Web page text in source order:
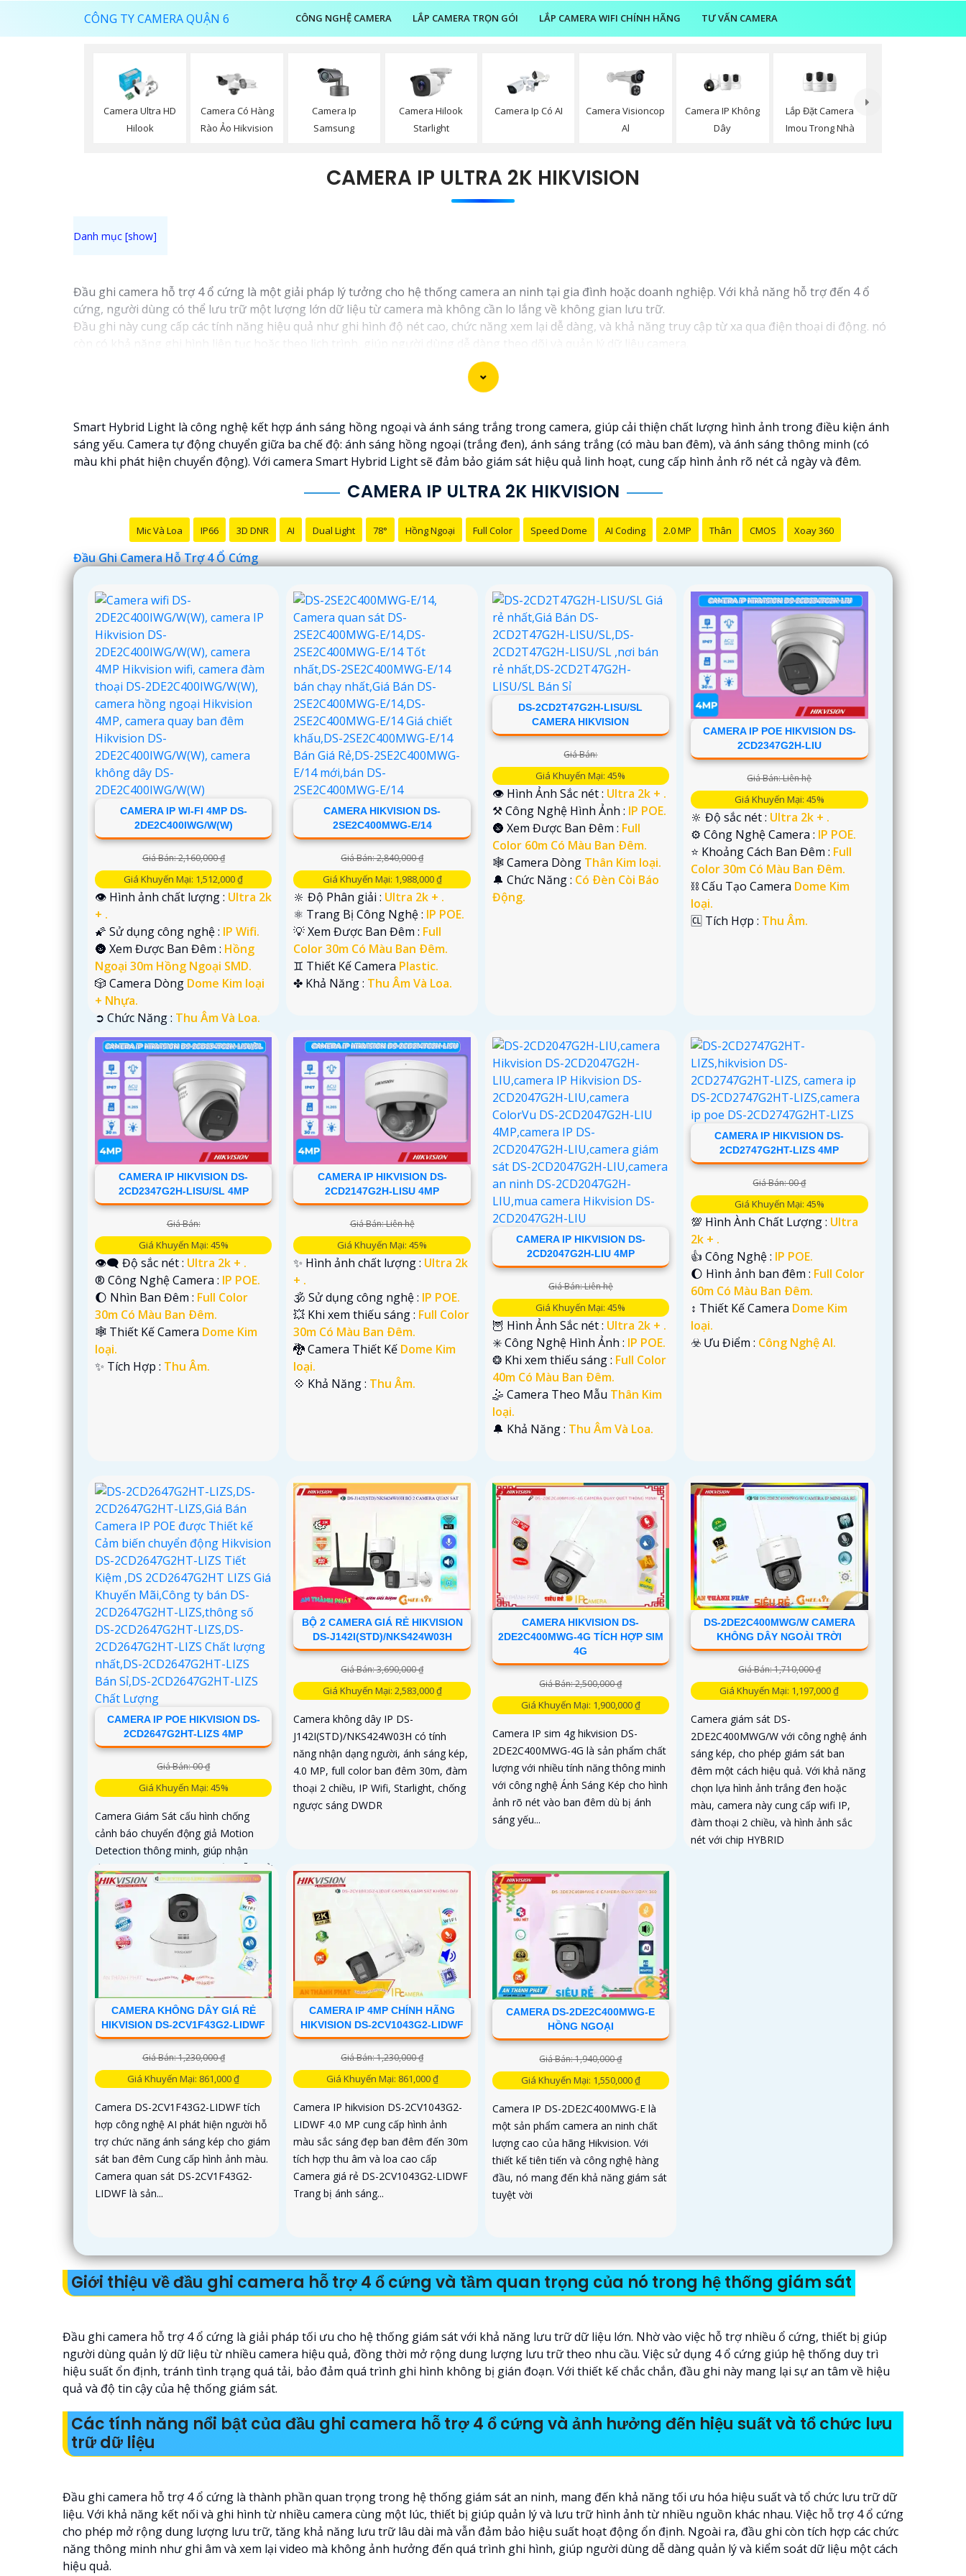
CÔNG TY CAMERA QUẬN 6 CÔNG NGHỆ CAMERA LẮP CAMERA TRỌN GÓI LẮP CAMERA WIFI CHÍNH HÃNG TƯ VẤN CAMERA
Camera Ultra HD
Hilook
Camera Có Hàng
Rào Ảo Hikvision
Camera Ip
Samsung
Camera Hilook
Starlight
Camera Ip Có AI
Camera Visioncop
Al
Camera IP Không
Dây
Lắp Đặt Camera
Imou Trong Nhà
CAMERA IP ULTRA 2K HIKVISION
Đầu ghi camera hỗ trợ 4 ổ cứng là một giải pháp lý tưởng cho hệ thống camera an ninh tại gia đình hoặc doanh nghiệp. Với khả năng hỗ trợ đến 4 ổ
cứng, người dùng có thể lưu trữ một lượng lớn dữ liệu từ camera mà không cần lo lắng về không gian lưu trữ.
Đầu ghi này cung cấp các tính năng hiệu quả như ghi hình độ nét cao, chức năng xem lại dễ dàng, và khả năng truy cập từ xa qua điện thoại di động. nó
còn có khả năng ghi hình liên tục hoặc theo lịch trình, giúp người dùng dễ dàng theo dõi và quản lý dữ liệu camera.
Với đầu ghi camera hỗ trợ 4 ổ cứng, bạn có thể yên tâm về việc bảo vệ tài sản và an ninh trong mọi tình huống, đồng thời tiết kiệm thời gian và công sức
Smart Hybrid Light là công nghệ kết hợp ánh sáng hồng ngoại và ánh sáng trắng trong camera, giúp cải thiện chất lượng hình ảnh trong điều kiện ánh
sáng yếu. Camera tự động chuyển giữa ba chế độ: ánh sáng hồng ngoại (trắng đen), ánh sáng trắng (có màu ban đêm), và ánh sáng thông minh (có
màu khi phát hiện chuyển động). Với camera Smart Hybrid Light sẽ đảm bảo giám sát hiệu quả linh hoạt, cung cấp hình ảnh rõ nét cả ngày và đêm.
CAMERA IP ULTRA 2K HIKVISION
Mic Và Loa IP66 3D DNR AI Dual Light 78° Hồng Ngoại Full Color Speed Dome AI Coding 2.0 MP Thân CMOS Xoay 360
Đầu Ghi Camera Hỗ Trợ 4 Ổ Cứng
CAMERA IP WI-FI 4MP DS-
2DE2C400IWG/W(W)
Giá Bán: 2,160,000 ₫
Giá Khuyến Mại: 1,512,000 ₫
👁 Hình ảnh chất lượng : Ultra 2k
+ .
🌠 Sử dụng công nghệ : IP Wifi.
🌚 Xem Được Ban Đêm : Hồng
Ngoại 30m Hồng Ngoại SMD.
🎲 Camera Dòng Dome Kim loại
+ Nhựa.
️➲ Chức Năng : Thu Âm Và Loa.
CAMERA HIKVISION DS-
2SE2C400MWG-E/14
Giá Bán: 2,840,000 ₫
Giá Khuyến Mại: 1,988,000 ₫
🔆 Độ Phân giải : Ultra 2k + .
⚛️ Trang Bị Công Nghệ : IP POE.
💡 Xem Được Ban Đêm : Full
Color 30m Có Màu Ban Ðêm.
♊ Thiết Kế Camera Plastic.
️✤ Khả Năng : Thu Âm Và Loa.
DS-2CD2T47G2H-LISU/SL
CAMERA HIKVISION
Giá Bán:
Giá Khuyến Mại: 45%
👁 Hình Ảnh Sắc nét : Ultra 2k + .
⚒ Công Nghệ Hình Ảnh : IP POE.
🌚 Xem Được Ban Đêm : Full
Color 60m Có Màu Ban Ðêm.
🕸️ Camera Dòng Thân Kim loại.
️🔔 Chức Năng : Có Ðèn Còi Báo
Động.
CAMERA IP POE HIKVISION DS-
2CD2347G2H-LIU
Giá Bán: Liên hệ
Giá Khuyến Mại: 45%
🔆 Độ sắc nét : Ultra 2k + .
⚙ Công Nghệ Camera : IP POE.
⭐ Khoảng Cách Ban Đêm : Full
Color 30m Có Màu Ban Ðêm.
⛓ Cấu Tạo Camera Dome Kim
loại.
️🆑 Tích Hợp : Thu Âm.
CAMERA IP HIKVISION DS-
2CD2347G2H-LISU/SL 4MP
Giá Bán:
Giá Khuyến Mại: 45%
👁️‍🗨 Độ sắc nét : Ultra 2k + .
®️ Công Nghệ Camera : IP POE.
🌔 Nhìn Ban Đêm : Full Color
30m Có Màu Ban Ðêm.
🕸️ Thiết Kế Camera Dome Kim
loại.
️✨ Tích Hợp : Thu Âm.
CAMERA IP HIKVISION DS-
2CD2147G2H-LISU 4MP
Giá Bán: Liên hệ
Giá Khuyến Mại: 45%
✨ Hình ảnh chất lượng : Ultra 2k
+ .
🕉️ Sử dụng công nghệ : IP POE.
💥 Khi xem thiếu sáng : Full Color
30m Có Màu Ban Ðêm.
🐉️ Camera Thiết Kế Dome Kim
loại.
️💠 Khả Năng : Thu Âm.
CAMERA IP HIKVISION DS-
2CD2047G2H-LIU 4MP
Giá Bán: Liên hệ
Giá Khuyến Mại: 45%
🦉 Hình Ảnh Sắc nét : Ultra 2k + .
✳️ Công Nghệ Hình Ảnh : IP POE.
❂ Khi xem thiếu sáng : Full Color
40m Có Màu Ban Ðêm.
🤹 Camera Theo Mẫu Thân Kim
loại.
️🔔 Khả Năng : Thu Âm Và Loa.
CAMERA IP HIKVISION DS-
2CD2747G2HT-LIZS 4MP
Giá Bán: 00 ₫
Giá Khuyến Mại: 45%
💯 Hình Ành Chất Lượng : Ultra
2k + .
👍 Công Nghệ : IP POE.
🌔 Hình ảnh ban đêm : Full Color
60m Có Màu Ban Ðêm.
↕️ Thiết Kế Camera Dome Kim
loại.
️☣️ Ưu Điểm : Công Nghệ AI.
CAMERA IP POE HIKVISION DS-
2CD2647G2HT-LIZS 4MP
Giá Bán: 00 ₫
Giá Khuyến Mại: 45%
Camera Giám Sát cấu hình chống
cảnh báo chuyển động giả Motion
Detection thông minh, giúp nhận
dạng người mà không bị nhầm lẫn. Sử
dụng kết nối IP POE, trang bị đèn ánh
sáng kép cho việc giám sát ban đêm
BỘ 2 CAMERA GIÁ RẺ HIKVISION
DS-J142I(STD)/NKS424W03H
Giá Bán: 3,690,000 ₫
Giá Khuyến Mại: 2,583,000 ₫
Camera không dây IP DS-
J142I(STD)/NKS424W03H có tính
năng nhận dạng người, ánh sáng kép,
4.0 MP, full color ban đêm 30m, đàm
thoại 2 chiều, IP Wifi, Starlight, chống
ngược sáng DWDR
CAMERA HIKVISION DS-
2DE2C400MWG-4G TÍCH HỢP SIM
4G
Giá Bán: 2,500,000 ₫
Giá Khuyến Mại: 1,900,000 ₫
Camera IP sim 4g hikvision DS-
2DE2C400MWG-4G là sản phẩm chất
lượng với nhiều tính năng thông minh
với công nghệ Ánh Sáng Kép cho hình
ảnh rõ nét vào ban đêm dù bị ánh
sáng yếu...
DS-2DE2C400MWG/W CAMERA
KHÔNG DÂY NGOÀI TRỜI
Giá Bán: 1,710,000 ₫
Giá Khuyến Mại: 1,197,000 ₫
Camera giám sát DS-
2DE2C400MWG/W với công nghệ ánh
sáng kép, cho phép giám sát ban
đêm một cách hiệu quả. Với khả năng
chọn lựa hình ảnh trắng đen hoặc
màu, camera này cung cấp wifi IP,
đàm thoại 2 chiều, và hình ảnh sắc
nét với chip HYBRID
CAMERA KHÔNG DÂY GIÁ RẺ
HIKVISION DS-2CV1F43G2-LIDWF
Giá Bán: 1,230,000 ₫
Giá Khuyến Mại: 861,000 ₫
Camera DS-2CV1F43G2-LIDWF tích
hợp công nghệ AI phát hiện người hỗ
trợ chức năng ánh sáng kép cho giám
sát ban đêm Cung cấp hình ảnh màu.
Camera quan sát DS-2CV1F43G2-
LIDWF là sản...
CAMERA IP 4MP CHÍNH HÃNG
HIKVISION DS-2CV1043G2-LIDWF
Giá Bán: 1,230,000 ₫
Giá Khuyến Mại: 861,000 ₫
Camera IP hikvision DS-2CV1043G2-
LIDWF 4.0 MP cung cấp hình ảnh
màu sắc sáng đẹp ban đêm đến 30m
tích hợp thu âm và loa cao cấp
Camera giá rẻ DS-2CV1043G2-LIDWF
Trang bị ánh sáng...
CAMERA DS-2DE2C400MWG-E
HỒNG NGOẠI
Giá Bán: 1,940,000 ₫
Giá Khuyến Mại: 1,550,000 ₫
Camera IP DS-2DE2C400MWG-E là
một sản phẩm camera an ninh chất
lượng cao của hãng Hikvision. Với
thiết kế tiên tiến và công nghệ hàng
đầu, nó mang đến khả năng giám sát
tuyệt vời
Giới thiệu về đầu ghi camera hỗ trợ 4 ổ cứng và tầm quan trọng của nó trong hệ thống giám sát
Đầu ghi camera hỗ trợ 4 ổ cứng là giải pháp tối ưu cho hệ thống giám sát với khả năng lưu trữ dữ liệu lớn. Nhờ vào việc hỗ trợ nhiều ổ cứng, thiết bị giúp
người dùng quản lý dữ liệu từ nhiều camera hiệu quả, đồng thời mở rộng dung lượng lưu trữ theo nhu cầu. Việc sử dụng 4 ổ cứng giúp hệ thống duy trì
hiệu suất ổn định, tránh tình trạng quá tải, bảo đảm quá trình ghi hình không bị gián đoạn. Với thiết kế chắc chắn, đầu ghi này mang lại sự an tâm về hiệu
quả và độ tin cậy của hệ thống giám sát.
Các tính năng nổi bật của đầu ghi camera hỗ trợ 4 ổ cứng và ảnh hưởng đến hiệu suất và tổ chức lưu
trữ dữ liệu
Đầu ghi camera hỗ trợ 4 ổ cứng là thành phần quan trọng trong hệ thống giám sát an ninh, mang đến khả năng tối ưu hóa hiệu suất và tổ chức lưu trữ dữ
liệu. Với khả năng kết nối và ghi hình từ nhiều camera cùng một lúc, thiết bị giúp quản lý và lưu trữ hình ảnh từ nhiều nguồn khác nhau. Việc hỗ trợ 4 ổ cứng
cho phép mở rộng dung lượng lưu trữ, tăng khả năng lưu trữ lâu dài mà vẫn đảm bảo hiệu suất hoạt động ổn định. Ngoài ra, đầu ghi còn tích hợp các chức
năng thông minh như ghi âm và xem lại video mà không ảnh hưởng đến quá trình ghi hình, giúp người dùng dễ dàng quản lý và kiểm soát dữ liệu một cách
hiệu quả.